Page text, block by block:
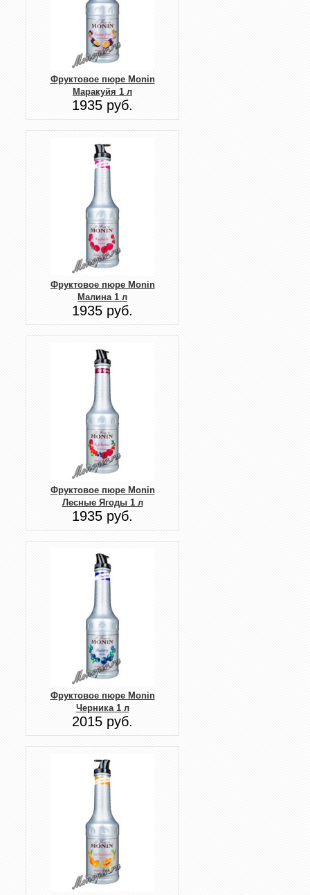
Фруктовое пюре Monin
Маракуйя 1 л
1935 руб.
Фруктовое пюре Monin
Малина 1 л
1935 руб.
Фруктовое пюре Monin
Лесные Ягоды 1 л
1935 руб.
Фруктовое пюре Monin
Черника 1 л
2015 руб.